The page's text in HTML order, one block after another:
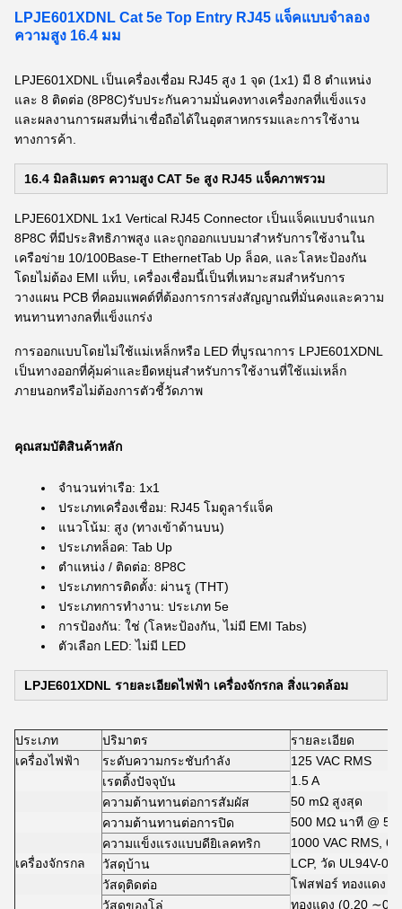
LPJE601XDNL Cat 5e Top Entry RJ45 แจ็คแบบจําลอง
ความสูง 16.4 มม
LPJE601XDNL เป็นเครื่องเชื่อม RJ45 สูง 1 จุด (1x1) มี 8 ตําแหน่ง
และ 8 ติดต่อ (8P8C)รับประกันความมั่นคงทางเครื่องกลที่แข็งแรง
และผลงานการผสมที่น่าเชื่อถือได้ในอุตสาหกรรมและการใช้งาน
ทางการค้า.
16.4 มิลลิเมตร ความสูง CAT 5e สูง RJ45 แจ็คภาพรวม
LPJE601XDNL 1x1 Vertical RJ45 Connector เป็นแจ็คแบบจําแนก
8P8C ที่มีประสิทธิภาพสูง และถูกออกแบบมาสําหรับการใช้งานใน
เครือข่าย 10/100Base-T EthernetTab Up ล็อค, และโลหะป้องกัน
โดยไม่ต้อง EMI แท็บ, เครื่องเชื่อมนี้เป็นที่เหมาะสมสําหรับการ
วางแผน PCB ที่คอมแพคต์ที่ต้องการการส่งสัญญาณที่มั่นคงและความ
ทนทานทางกลที่แข็งแกร่ง
การออกแบบโดยไม่ใช้แม่เหล็กหรือ LED ที่บูรณาการ LPJE601XDNL
เป็นทางออกที่คุ้มค่าและยืดหยุ่นสําหรับการใช้งานที่ใช้แม่เหล็ก
ภายนอกหรือไม่ต้องการตัวชี้วัดภาพ
คุณสมบัติสินค้าหลัก
จํานวนท่าเรือ: 1x1
ประเภทเครื่องเชื่อม: RJ45 โมดูลาร์แจ็ค
แนวโน้ม: สูง (ทางเข้าด้านบน)
ประเภทล็อค: Tab Up
ตําแหน่ง / ติดต่อ: 8P8C
ประเภทการติดตั้ง: ผ่านรู (THT)
ประเภทการทํางาน: ประเภท 5e
การป้องกัน: ใช่ (โลหะป้องกัน, ไม่มี EMI Tabs)
ตัวเลือก LED: ไม่มี LED
LPJE601XDNL รายละเอียดไฟฟ้า เครื่องจักรกล สิ่งแวดล้อม
ประเภท ปริมาตร
รายละเอียด
เครื่องไฟฟ้า
ระดับความกระชับกําลัง
125 VAC RMS
เรตติ้งปัจจุบัน
1.5 A
ความต้านทานต่อการสัมผัส
50 mΩ สูงสุด
ความต้านทานต่อการปิด
500 MΩ นาที @
ความแข็งแรงแบบดียิเลคทริก
1000 VAC RMS,
เครื่องจักรกล
วัสดุบ้าน
LCP, วัด UL94V-0
วัสดุติดต่อ
โฟสฟอร์ ทองแดง (
วัสดุของโล่
ทองแดง (0.20